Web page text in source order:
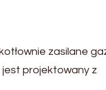
zasilane
jest projektowany z